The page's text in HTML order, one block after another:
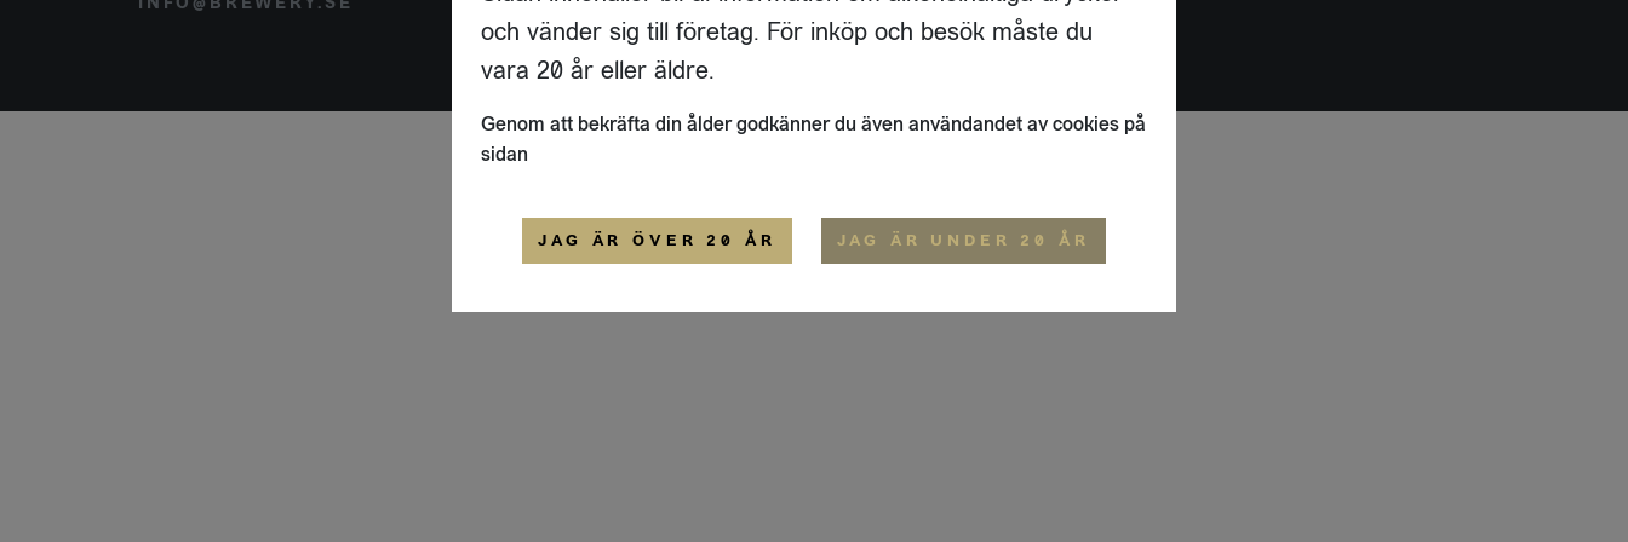
ALLMÄNNA VILLKOR
och vänder sig till företag. För inköp och besök måste du
vara 20 år eller äldre.
Genom att bekräfta din ålder godkänner du även användandet av cookies på
sidan
JAG ÄR ÖVER 20 ÅR JAG ÄR UNDER 20 ÅR